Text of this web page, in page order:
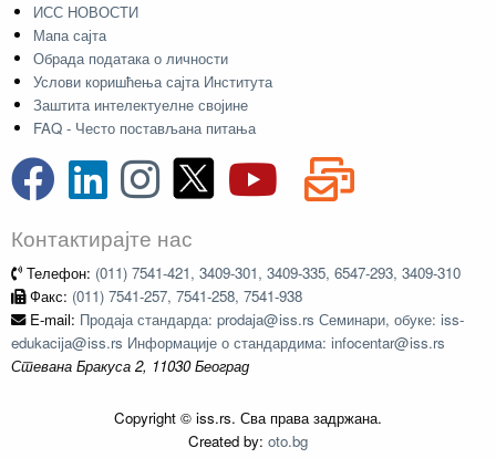
ИСС НОВОСТИ
Мапа сајта
Обрада података о личности
Услови коришћења сајта Института
Заштита интелектуелне својине
FAQ - Често постављана питања
Контактирајте нас
Телефон: (011) 7541-421, 3409-301, 3409-335, 6547-293, 3409-310
Факс: (011) 7541-257, 7541-258, 7541-938
E-mail: Продаја стандарда: prodaja@iss.rs Семинари, обуке: iss-
edukacija@iss.rs Информације о стандардима: infocentar@iss.rs
Стевана Бракуса 2, 11030 Београд
Copyright © iss.rs. Сва права задржана.
Created by: oto.bg